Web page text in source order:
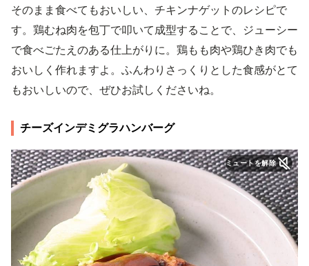
そのまま食べてもおいしい、チキンナゲットのレシピで
す。鶏むね肉を包丁で叩いて成型することで、ジューシー
で食べごたえのある仕上がりに。鶏もも肉や鶏ひき肉でも
おいしく作れますよ。ふんわりさっくりとした食感がとて
もおいしいので、ぜひお試しくださいね。
チーズインデミグラハンバーグ
ミュートを解除